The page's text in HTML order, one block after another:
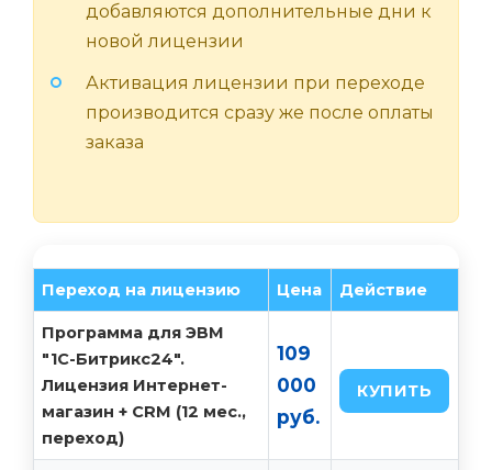
добавляются дополнительные дни к
новой лицензии
Активация лицензии при переходе
производится сразу же после оплаты
заказа
Переход на лицензию Цена Действие
Программа для ЭВМ
"1С-Битрикс24".
Лицензия Интернет-
магазин + CRM (12 мес.,
переход)
109
000
руб.
КУПИТЬ